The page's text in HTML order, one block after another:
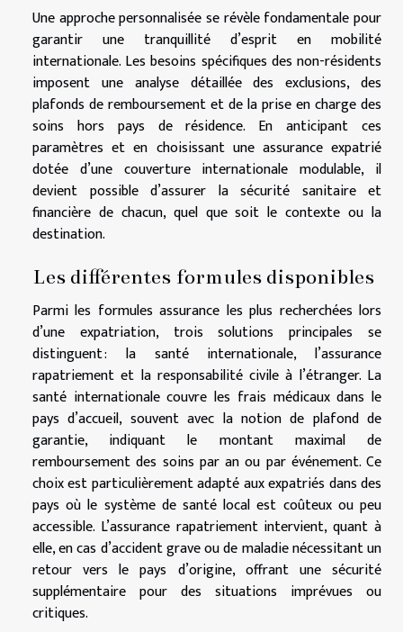
Une approche personnalisée se révèle fondamentale pour
garantir une tranquillité d’esprit en mobilité
internationale. Les besoins spécifiques des non-résidents
imposent une analyse détaillée des exclusions, des
plafonds de remboursement et de la prise en charge des
soins hors pays de résidence. En anticipant ces
paramètres et en choisissant une assurance expatrié
dotée d’une couverture internationale modulable, il
devient possible d’assurer la sécurité sanitaire et
financière de chacun, quel que soit le contexte ou la
destination.
Les différentes formules disponibles
Parmi les formules assurance les plus recherchées lors
d’une expatriation, trois solutions principales se
distinguent : la santé internationale, l’assurance
rapatriement et la responsabilité civile à l’étranger. La
santé internationale couvre les frais médicaux dans le
pays d’accueil, souvent avec la notion de plafond de
garantie, indiquant le montant maximal de
remboursement des soins par an ou par événement. Ce
choix est particulièrement adapté aux expatriés dans des
pays où le système de santé local est coûteux ou peu
accessible. L’assurance rapatriement intervient, quant à
elle, en cas d’accident grave ou de maladie nécessitant un
retour vers le pays d’origine, offrant une sécurité
supplémentaire pour des situations imprévues ou
critiques.